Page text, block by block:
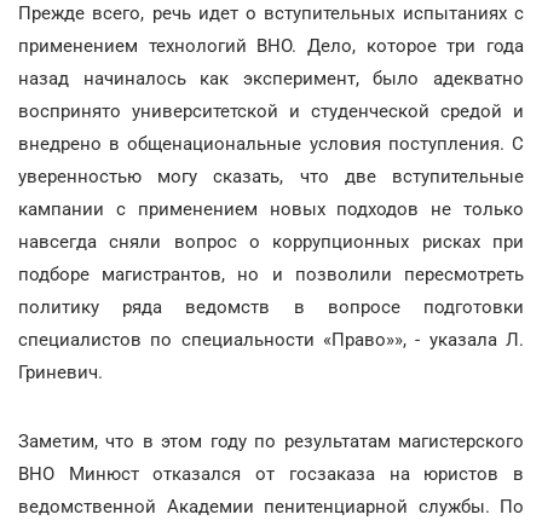
Прежде всего, речь идет о вступительных испытаниях с
применением технологий ВНО. Дело, которое три года
назад начиналось как эксперимент, было адекватно
воспринято университетской и студенческой средой и
внедрено в общенациональные условия поступления. С
уверенностью могу сказать, что две вступительные
кампании с применением новых подходов не только
навсегда сняли вопрос о коррупционных рисках при
подборе магистрантов, но и позволили пересмотреть
политику ряда ведомств в вопросе подготовки
специалистов по специальности «Право»», - указала Л.
Гриневич.
Заметим, что в этом году по результатам магистерского
ВНО Минюст отказался от госзаказа на юристов в
ведомственной Академии пенитенциарной службы. По